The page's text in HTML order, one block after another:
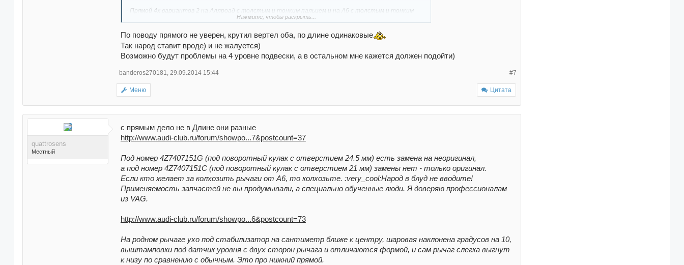
- Прямой 4х вариантов 2 на Аллроад с толстым и тонким пальцем и на А6 с толстым и тонким
пальцем НЕ СОВМЕСТИМЫЕ, А6 ставить нельзя !!!
Нажмите, чтобы раскрыть...
По поводу прямого не уверен, крутил вертел оба, по длине одинаковые
Так народ ставит вроде) и не жалуется)
Возможно будут проблемы на 4 уровне подвески, а в остальном мне кажется должен подойти)
#7
banderos270181, 29.09.2014 15:44
Меню Цитата
quattrosens
Местный
с прямым дело не в Длине они разные
http://www.audi-club.ru/forum/showpo...7&postcount=37
Под номер 4Z7407151G (под поворотный кулак с отверстием 24.5 мм) есть замена на неоригинал,
а под номер 4Z7407151C (под поворотный кулак с отверстием 21 мм) замены нет - только оригинал.
Если кто желает за колхозить рычаги от А6, то колхозьте. :very_cool:Народ в блуд не вводите!
Применяемость запчастей не вы продумывали, а специально обученные люди. Я доверяю профессионалам
из VAG.
http://www.audi-club.ru/forum/showpo...6&postcount=73
На родном рычаге ухо под стабилизатор на сантиметр ближе к центру, шаровая наклонена градусов на 10,
выштамповки под датчик уровня с двух сторон рычага и отличаются формой, и сам рычаг слегка выгнут
к низу по сравнению с обычным. Это про нижний прямой.